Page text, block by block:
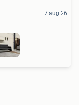
7 aug 26